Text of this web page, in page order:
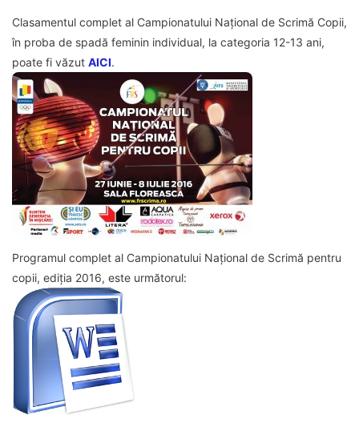
Clasamentul complet al Campionatului Național de Scrimă Copii,
în proba de spadă feminin individual, la categoria 12-13 ani,
poate fi văzut AICI.
Programul complet al Campionatului Național de Scrimă pentru
copii, ediția 2016, este următorul: